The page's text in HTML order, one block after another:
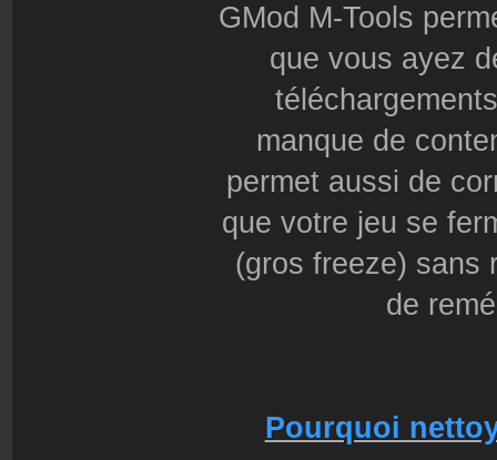
GMod M-Tools
que vous ayez
manque de
permet aussi de
que votre jeu se
(gros freeze) sans
de
Pourquoi